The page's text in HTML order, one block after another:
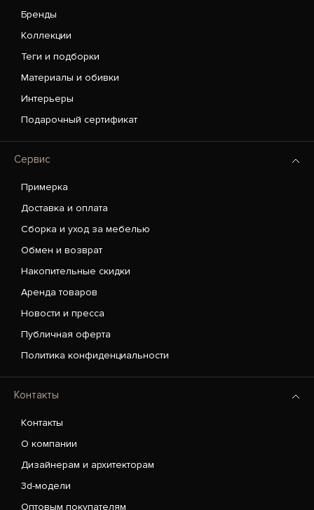
Бренды
Коллекции
Теги и подборки
Материалы и обивки
Интерьеры
Подарочный сертификат
Сервис
Примерка
Доставка и оплата
Сборка и уход за мебелью
Обмен и возврат
Накопительные скидки
Аренда товаров
Новости и пресса
Публичная оферта
Политика конфиденциальности
Контакты
Контакты
О компании
Дизайнерам и архитекторам
3d-модели
Оптовым покупателям